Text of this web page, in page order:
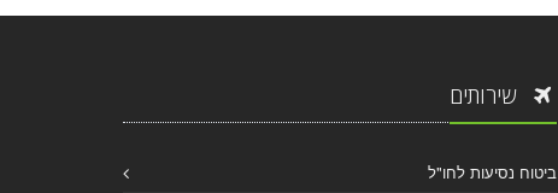
שירותים
ביטוח נסיעות לחו"ל